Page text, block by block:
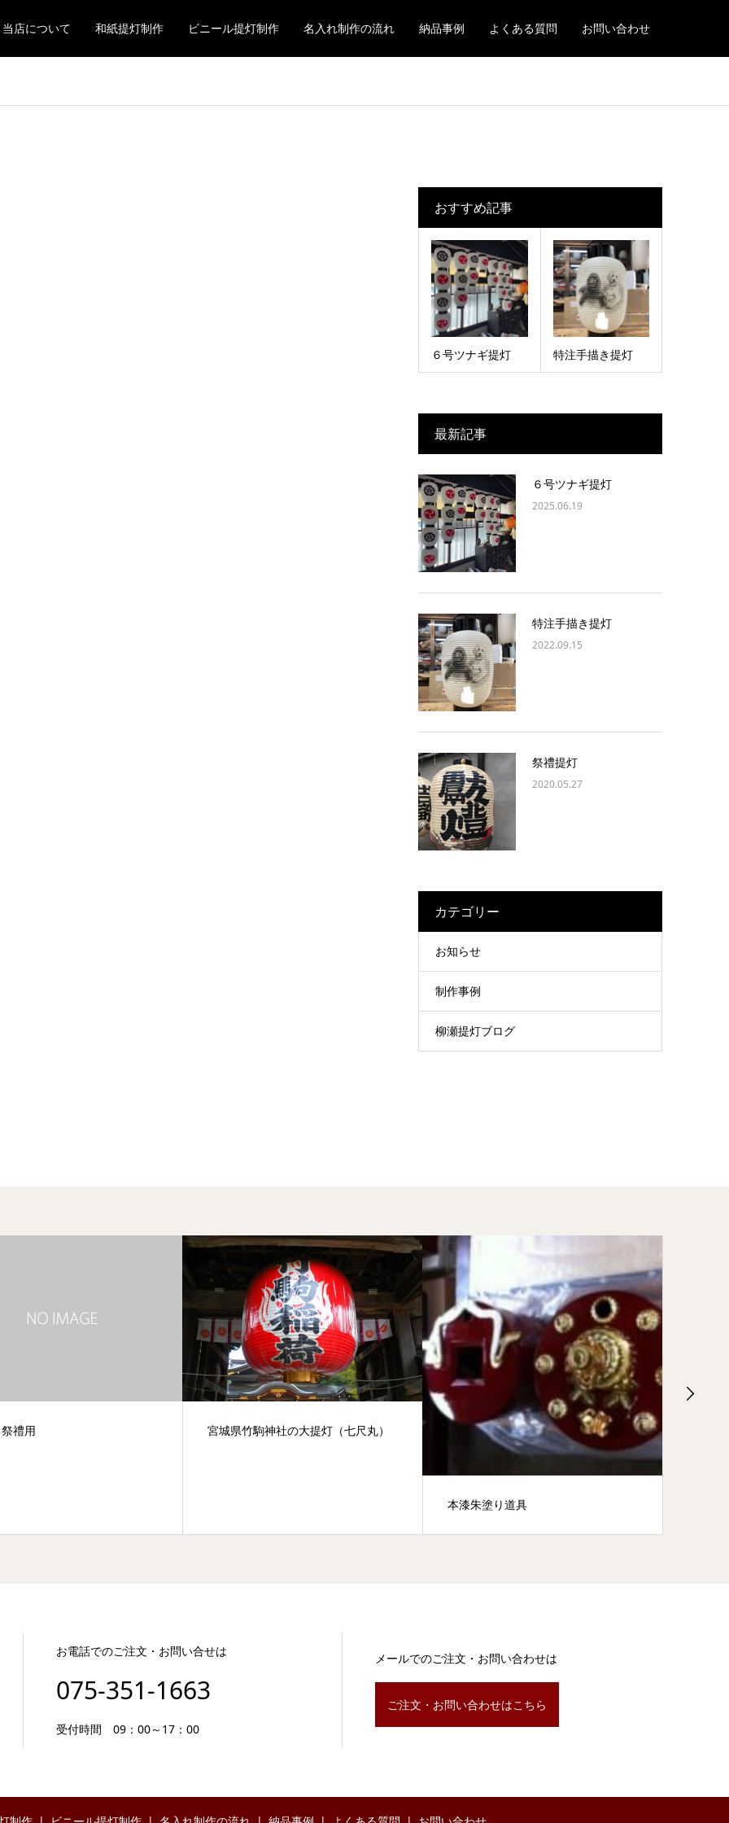
当店について 和紙提灯制作 ビニール提灯制作 名入れ制作の流れ 納品事例 よくある質問 お問い合わせ
おすすめ記事
６号ツナギ提灯 特注手描き提灯
最新記事
６号ツナギ提灯
2025.06.19
特注手描き提灯
2022.09.15
祭禮提灯
2020.05.27
カテゴリー
お知らせ
制作事例
柳瀬提灯ブログ
禮用 宮城県竹駒神社の大提灯（七尺丸）
本漆朱塗り道具
お電話でのご注文・お問い合せは
075-351-1663
受付時間 09：00～17：00
メールでのご注文・お問い合わせは
ご注文・お問い合わせはこちら